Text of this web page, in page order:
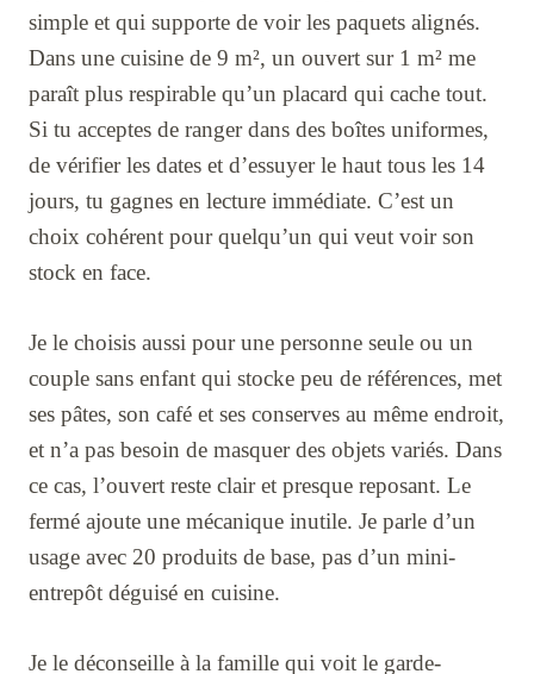
simple et qui supporte de voir les paquets alignés.
Dans une cuisine de 9 m², un ouvert sur 1 m² me
paraît plus respirable qu’un placard qui cache tout.
Si tu acceptes de ranger dans des boîtes uniformes,
de vérifier les dates et d’essuyer le haut tous les 14
jours, tu gagnes en lecture immédiate. C’est un
choix cohérent pour quelqu’un qui veut voir son
stock en face.
Je le choisis aussi pour une personne seule ou un
couple sans enfant qui stocke peu de références, met
ses pâtes, son café et ses conserves au même endroit,
et n’a pas besoin de masquer des objets variés. Dans
ce cas, l’ouvert reste clair et presque reposant. Le
fermé ajoute une mécanique inutile. Je parle d’un
usage avec 20 produits de base, pas d’un mini-
entrepôt déguisé en cuisine.
Je le déconseille à la famille qui voit le garde-